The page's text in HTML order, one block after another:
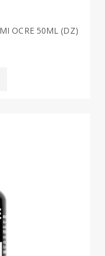
OCRE 50ML (DZ)